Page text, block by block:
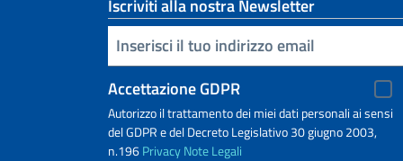
Iscriviti alla nostra Newsletter
Inserisci la tua email
Accettazione GDPR
Autorizzo il trattamento dei miei dati personali ai sensi
del GDPR e del Decreto Legislativo 30 giugno 2003,
n.196PrivacyNote Legali